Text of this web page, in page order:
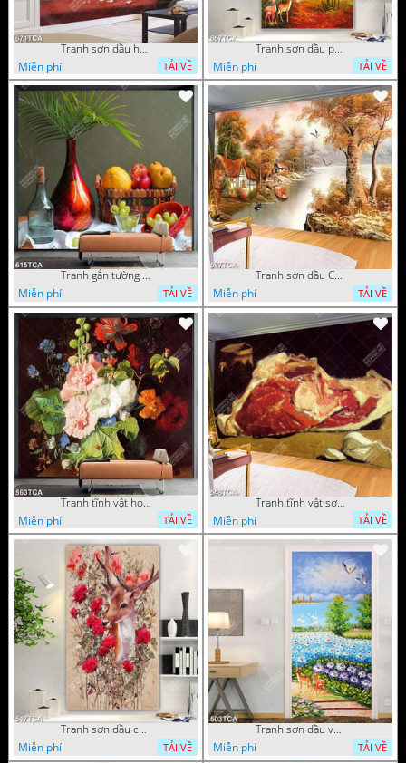
Tranh sơn dầu hoa quả tĩnh vật nghệ thuật gắn tường
Miễn phí
TẢI VỀ
Tranh sơn dầu phong cảnh mùa thu cây lá vàng và nai trang trí tường
Miễn phí
TẢI VỀ
Tranh gắn tường hoa quả nghệ thuật
Miễn phí
TẢI VỀ
Tranh sơn dầu Châu Âu phong cảnh ngôi làng bên dòng sông
Miễn phí
TẢI VỀ
Tranh tĩnh vật hoa quả decor phòng khách in uv
Miễn phí
TẢI VỀ
Tranh tĩnh vật sơn dầu nước ngoài trang trí phòng bếp
Miễn phí
TẢI VỀ
Tranh sơn dầu chú nai trong vườn hoa decor tường in uv
Miễn phí
TẢI VỀ
Tranh sơn dầu vườn hoa bên dòng sông decor tường
Miễn phí
TẢI VỀ